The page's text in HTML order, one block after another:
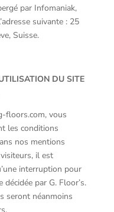
par Infomaniak,
suivante : 25
Suisse.
DU SITE
floors.com, vous
les conditions
nos mentions
il est
interruption pour
par G. Floor’s.
seront néanmoins